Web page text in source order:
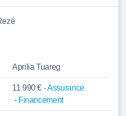
Aprilia Tuareg
11 990 € -Assurance
- Financement